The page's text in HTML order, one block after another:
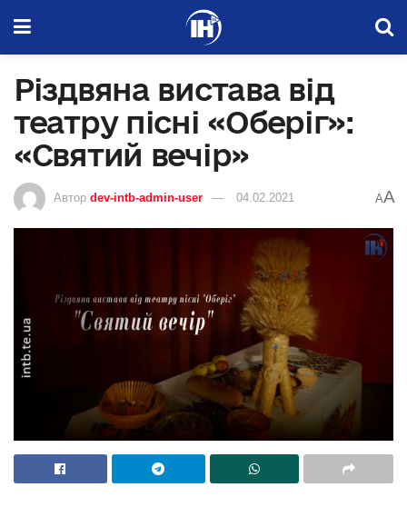
Різдвяна вистава від
театру пісні «Оберіг»:
«Святий вечір»
Автор dev-intb-admin-user 04.02.2021 AA